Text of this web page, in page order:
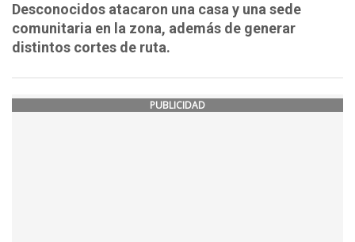
Desconocidos atacaron una casa y una sede
comunitaria en la zona, además de generar
distintos cortes de ruta.
PUBLICIDAD